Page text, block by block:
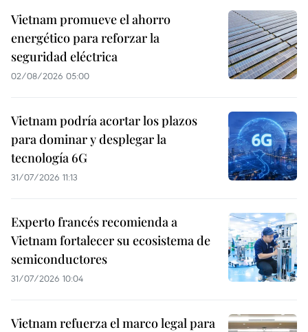
Vietnam promueve el ahorro
energético para reforzar la
seguridad eléctrica
02/08/2026 05:00
Vietnam podría acortar los plazos
para dominar y desplegar la
tecnología 6G
31/07/2026 11:13
Experto francés recomienda a
Vietnam fortalecer su ecosistema de
semiconductores
31/07/2026 10:04
Vietnam refuerza el marco legal para